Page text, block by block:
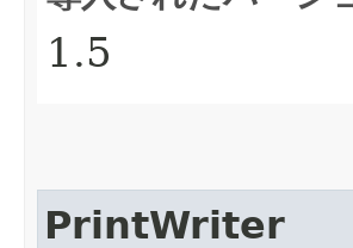
1.5
PrintWriter